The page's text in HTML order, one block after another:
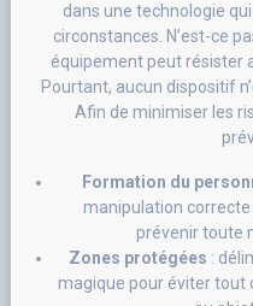
dans une technologie
circonstances. N’est-ce
équipement peut résister
Pourtant, aucun dispositif
Afin de minimiser les
Formation du
manipulation
prévenir toute
Zones protégées :
magique pour éviter tout